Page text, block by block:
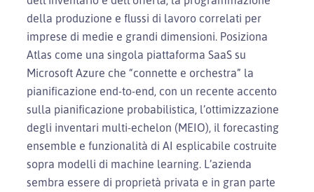
della produzione e flussi di lavoro correlati per
imprese di medie e grandi dimensioni. Posiziona
Atlas come una singola piattaforma SaaS su
Microsoft Azure che “connette e orchestra” la
pianificazione end-to-end, con un recente accento
sulla pianificazione probabilistica, l’ottimizzazione
degli inventari multi-echelon (MEIO), il forecasting
ensemble e funzionalità di AI esplicabile costruite
sopra modelli di machine learning. L’azienda
sembra essere di proprietà privata e in gran parte